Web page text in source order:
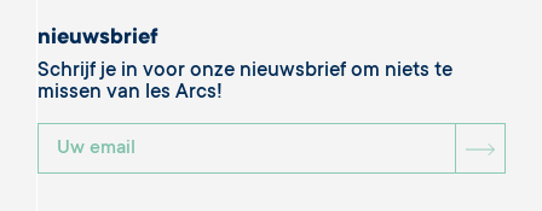
nieuwsbrief
Schrijf je in voor onze nieuwsbrief om niets te
missen van les Arcs!